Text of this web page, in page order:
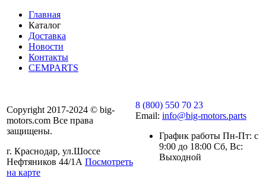
Главная
Каталог
Доставка
Новости
Контакты
CEMPARTS
Copyright 2017-2024 © big-
motors.com Все права
защищены.
г. Краснодар, ул.Шоссе
Нефтяников 44/1А Посмотреть
на карте
8 (800) 550 70 23
Email: info@big-motors.parts
График работы Пн-Пт: с
9:00 до 18:00 Сб, Вс:
Выходной